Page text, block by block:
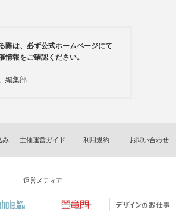
際は、必ず公式ホームページにて
情報をご確認ください。
編集部
み 主催運営ガイド 利用規約 お問い合わせ
運営メディア